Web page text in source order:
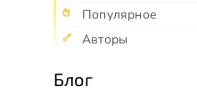
Популярное
Авторы
Блог